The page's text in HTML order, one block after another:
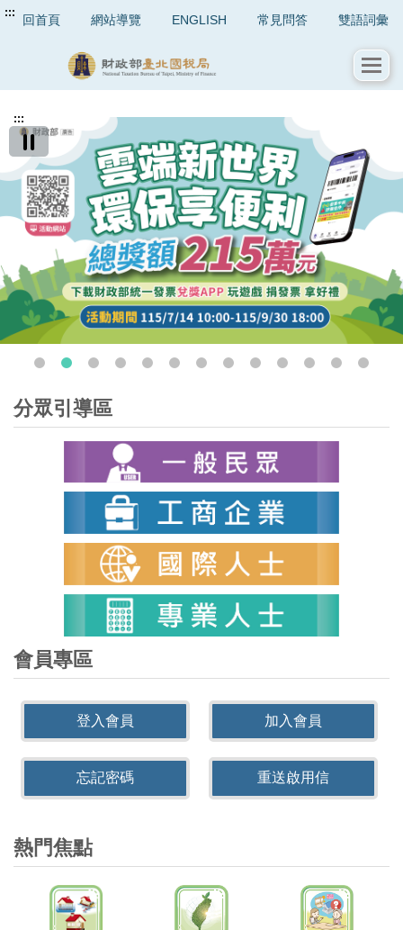
::: 回首頁 網站導覽 ENGLISH 常見問答 雙語詞彙
:::
分眾引導區
會員專區
登入會員 加入會員
忘記密碼 重送啟用信
熱門焦點